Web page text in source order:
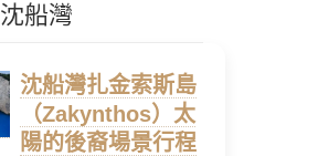
沈船灣
沈船灣扎金索斯島
（Zakynthos）太
陽的後裔場景行程